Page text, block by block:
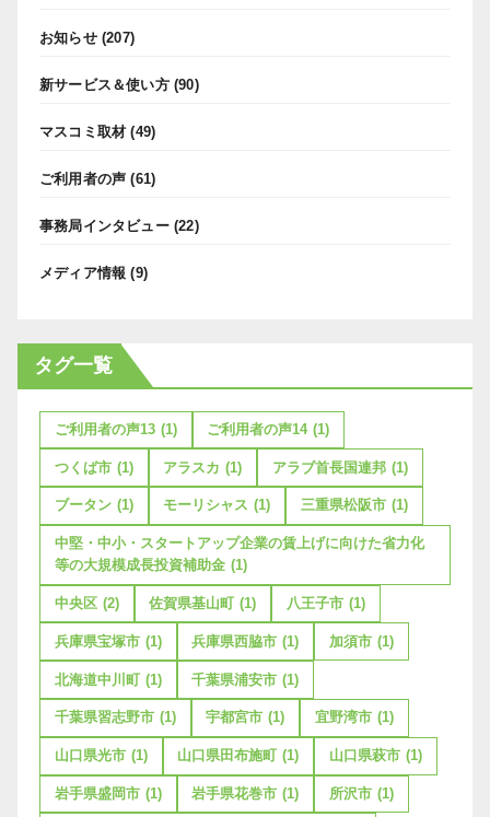
お知らせ(207)
新サービス＆使い方(90)
マスコミ取材 (49)
ご利用者の声 (61)
事務局インタビュー(22)
メディア情報 (9)
タグ一覧
ご利用者の声13 (1) ご利用者の声14 (1)
つくば市 (1) アラスカ (1) アラブ首長国連邦 (1)
ブータン (1) モーリシャス (1) 三重県松阪市 (1)
中堅・中小・スタートアップ企業の賃上げに向けた省力化
等の大規模成長投資補助金 (1)
中央区 (2) 佐賀県基山町 (1) 八王子市 (1)
兵庫県宝塚市 (1) 兵庫県西脇市 (1) 加須市 (1)
北海道中川町 (1) 千葉県浦安市 (1)
千葉県習志野市 (1) 宇都宮市 (1) 宜野湾市 (1)
山口県光市 (1) 山口県田布施町 (1) 山口県萩市 (1)
岩手県盛岡市 (1) 岩手県花巻市 (1) 所沢市 (1)